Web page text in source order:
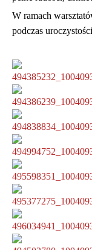
"Zasłużony
Zostań
Zostań
W ramach
podczas